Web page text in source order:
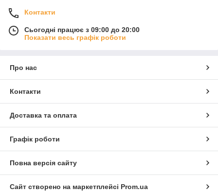
Контакти
Сьогодні працює з 09:00 до 20:00
Показати весь графік роботи
Про нас
Контакти
Доставка та оплата
Графік роботи
Повна версія сайту
Сайт створено на маркетплейсі Prom.ua